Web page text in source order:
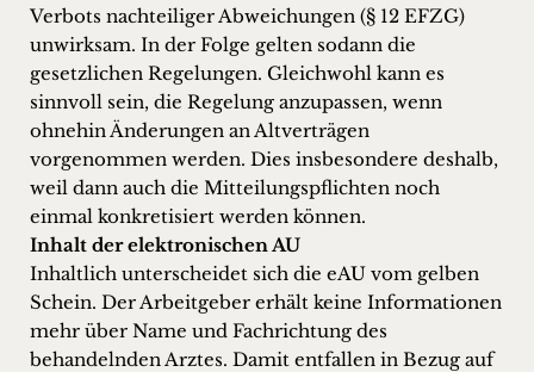
Verbots nachteiliger Abweichungen (§ 12 EFZG)
unwirksam. In der Folge gelten sodann die
gesetzlichen Regelungen. Gleichwohl kann es
sinnvoll sein, die Regelung anzupassen, wenn
ohnehin Änderungen an Altverträgen
vorgenommen werden. Dies insbesondere deshalb,
weil dann auch die Mitteilungspflichten noch
einmal konkretisiert werden können.
Inhalt der elektronischen AU
Inhaltlich unterscheidet sich die eAU vom gelben
Schein. Der Arbeitgeber erhält keine Informationen
mehr über Name und Fachrichtung des
behandelnden Arztes. Damit entfallen in Bezug auf